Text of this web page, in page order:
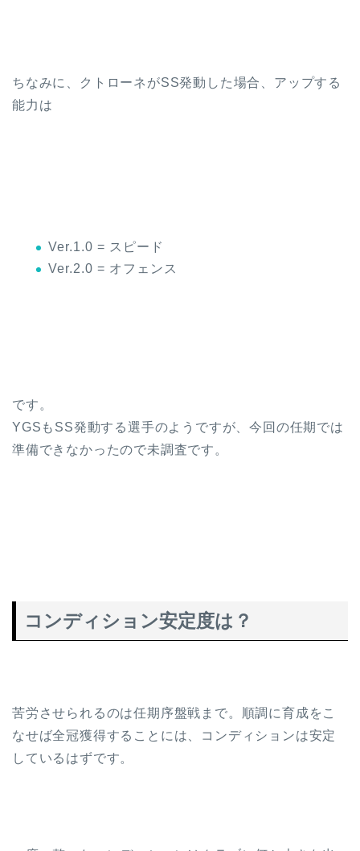
ちなみに、クトローネがSS発動した場合、アップする
能力は
Ver.1.0 = スピード
Ver.2.0 = オフェンス
です。
YGSもSS発動する選手のようですが、今回の任期では
準備できなかったので未調査です。
コンディション安定度は？
苦労させられるのは任期序盤戦まで。順調に育成をこ
なせば全冠獲得することには、コンディションは安定
しているはずです。